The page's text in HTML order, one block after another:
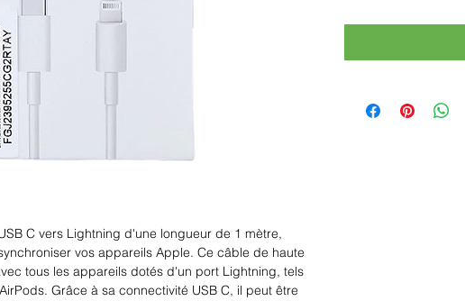
C vers Lightning d'une longueur de 1 mètre,
vos appareils Apple. Ce câble de haute
tous les appareils dotés d'un port Lightning, tels
Grâce à sa connectivité USB C, il peut être